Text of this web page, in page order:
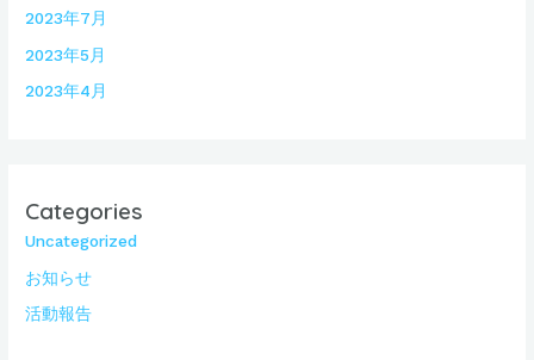
2023年7月
2023年5月
2023年4月
Categories
Uncategorized
お知らせ
活動報告